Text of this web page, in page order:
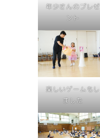
年少さんのプレゼ
ント
楽しいゲームもし
ました